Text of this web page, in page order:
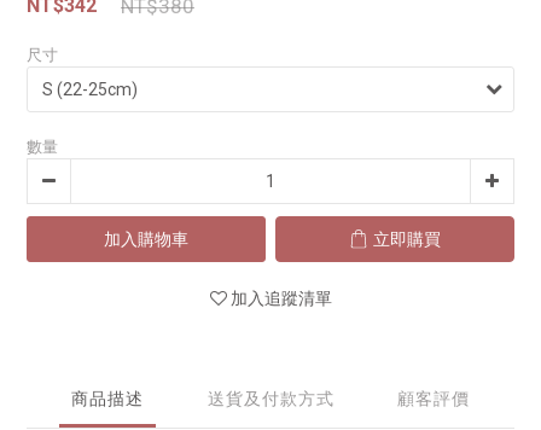
NT$342 NT$380
尺寸
數量
加入購物車 立即購買
加入追蹤清單
商品描述 送貨及付款方式 顧客評價